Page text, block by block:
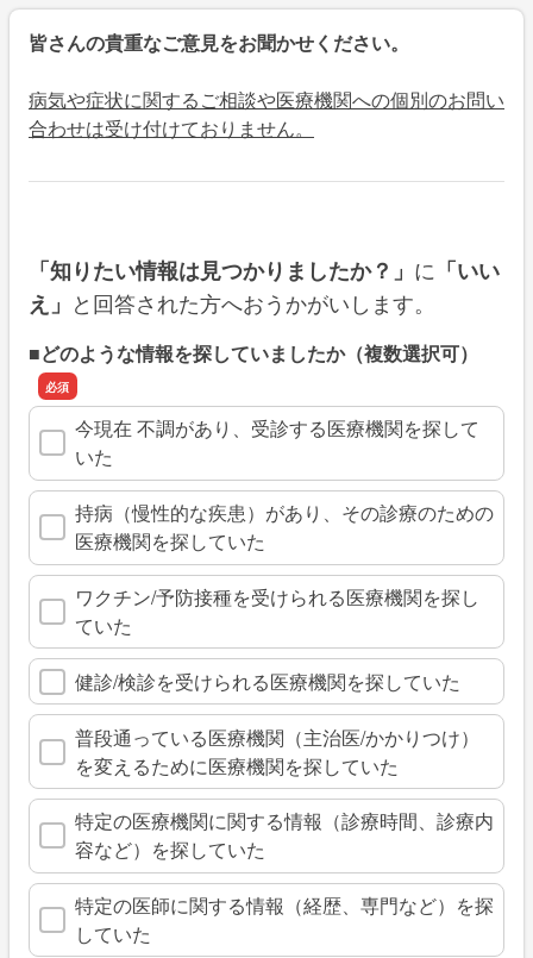
皆さんの貴重なご意見をお聞かせください。
病気や症状に関するご相談や医療機関への個別のお問い
合わせは受け付けておりません。
「知りたい情報は見つかりましたか？」 に 「いい
え」 と回答された方へおうかがいします。
■どのような情報を探していましたか（複数選択可）
今現在 不調があり、受診する医療機関を探して
いた
持病（慢性的な疾患）があり、その診療のための
医療機関を探していた
ワクチン/予防接種を受けられる医療機関を探し
ていた
健診/検診を受けられる医療機関を探していた
普段通っている医療機関（主治医/かかりつけ）
を変えるために医療機関を探していた
特定の医療機関に関する情報（診療時間、診療内
容など）を探していた
特定の医師に関する情報（経歴、専門など）を探
していた